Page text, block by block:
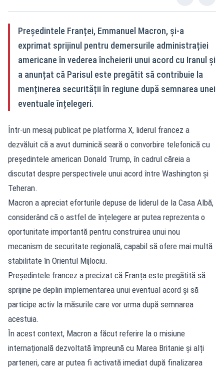
Președintele Franței, Emmanuel Macron, și-a
exprimat sprijinul pentru demersurile administrației
americane în vederea încheierii unui acord cu Iranul și
a anunțat că Parisul este pregătit să contribuie la
menținerea securității în regiune după semnarea unei
eventuale înțelegeri.
Într-un mesaj publicat pe platforma X, liderul francez a
dezvăluit că a avut duminică seară o convorbire telefonică cu
președintele american Donald Trump, în cadrul căreia a
discutat despre perspectivele unui acord între Washington și
Teheran.
Macron a apreciat eforturile depuse de liderul de la Casa Albă,
considerând că o astfel de înțelegere ar putea reprezenta o
oportunitate importantă pentru construirea unui nou
mecanism de securitate regională, capabil să ofere mai multă
stabilitate în Orientul Mijlociu.
Președintele francez a precizat că Franța este pregătită să
sprijine pe deplin implementarea unui eventual acord și să
participe activ la măsurile care vor urma după semnarea
acestuia.
În acest context, Macron a făcut referire la o misiune
internațională dezvoltată împreună cu Marea Britanie și alți
parteneri, care ar putea fi activată imediat după finalizarea